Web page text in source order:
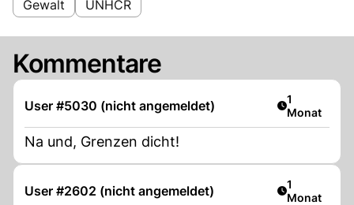
Gewalt UNHCR
Kommentare
User #5030 (nicht angemeldet) Artikel
1
Monat
Na und, Grenzen dicht!
User #2602 (nicht angemeldet) Artikel
1
Monat